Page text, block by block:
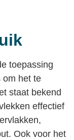
toepassing
om het te
staat bekend
effectief
Ook voor het